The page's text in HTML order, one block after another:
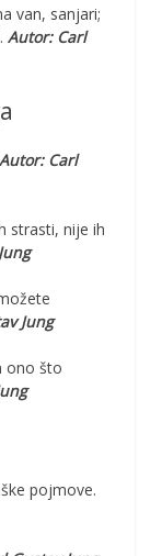
van, sanjari;
Autor: Carl
Autor: Carl
strasti, nije ih
Jung
ono što
pojmove.